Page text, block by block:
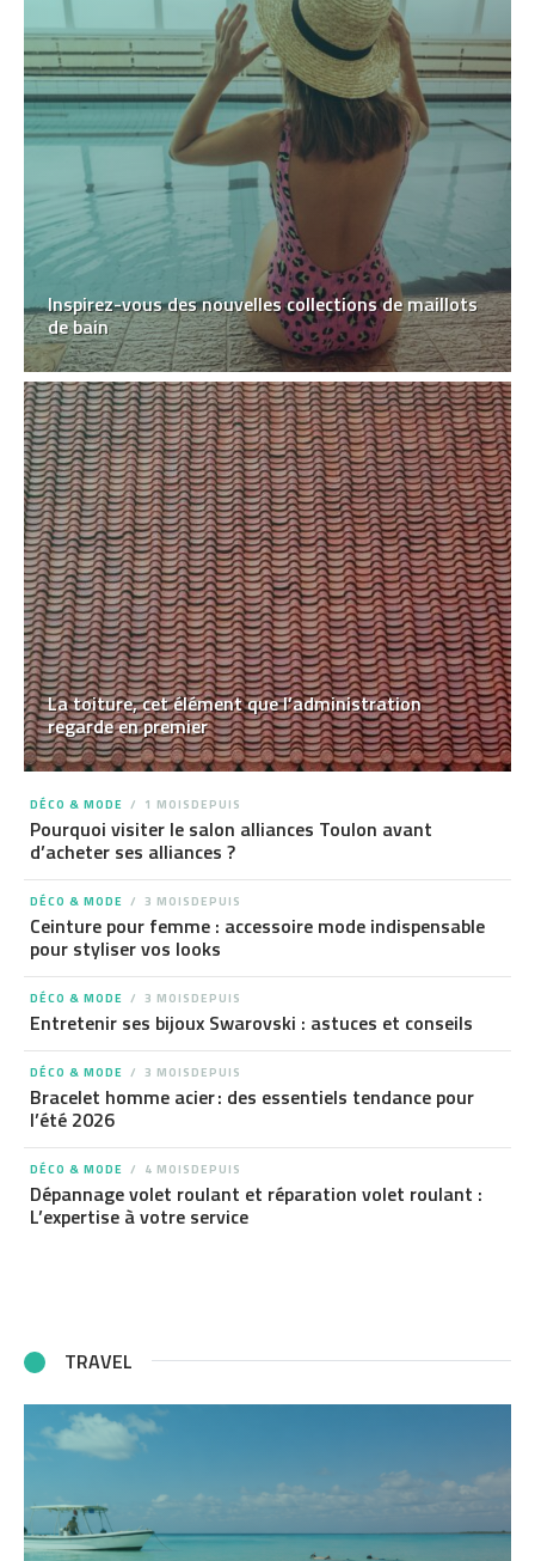
Inspirez-vous des nouvelles collections de maillots
de bain
La toiture, cet élément que l’administration
regarde en premier
DÉCO & MODE 1 MOISDEPUIS
Pourquoi visiter le salon alliances Toulon avant
d’acheter ses alliances ?
DÉCO & MODE 3 MOISDEPUIS
Ceinture pour femme : accessoire mode indispensable
pour styliser vos looks
DÉCO & MODE 3 MOISDEPUIS
Entretenir ses bijoux Swarovski : astuces et conseils
DÉCO & MODE 3 MOISDEPUIS
Bracelet homme acier : des essentiels tendance pour
l’été 2026
DÉCO & MODE 4 MOISDEPUIS
Dépannage volet roulant et réparation volet roulant :
L’expertise à votre service
TRAVEL